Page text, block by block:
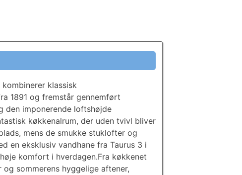
klassisk
1891 og fremstår gennemført
den imponerende loftshøjde
køkkenalrum, der uden tvivl bliver
mens de smukke stuklofter og
en eksklusiv vandhane fra Taurus 3 i
komfort i hverdagen.Fra køkkenet
sommerens hyggelige aftener,